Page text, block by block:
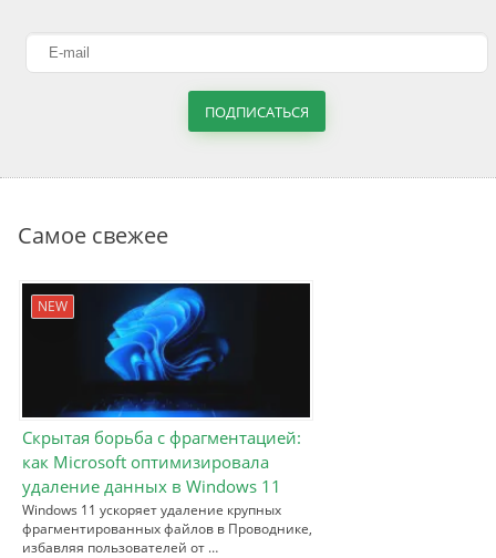
ПОДПИСАТЬСЯ
Самое свежее
NEW
Скрытая борьба с фрагментацией:
как Microsoft оптимизировала
удаление данных в Windows 11
Windows 11 ускоряет удаление крупных
фрагментированных файлов в Проводнике,
избавляя пользователей от …